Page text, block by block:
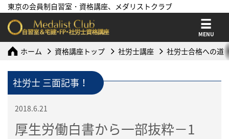
東京の会員制自習室・資格講座、メダリストクラブ
MENU
ホーム 資格講座トップ 社労士講座 社労士合格への道
社労士 三面記事！
2018.6.21
厚生労働白書から一部抜粋－1